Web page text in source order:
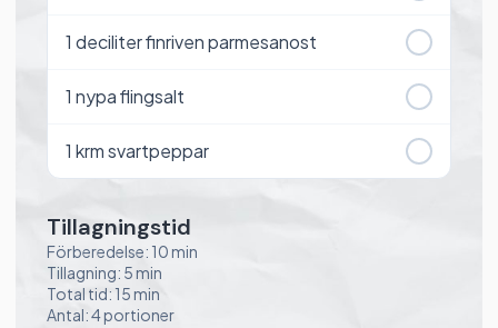
1 deciliter finriven parmesanost
1 nypa flingsalt
1 krm svartpeppar
Tillagningstid
Förberedelse: 10 min
Tillagning: 5 min
Total tid: 15 min
Antal: 4 portioner